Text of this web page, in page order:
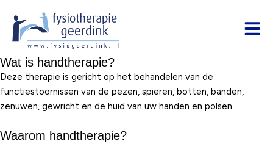
Wat is handtherapie?
Deze therapie is gericht op het behandelen van de
functiestoornissen van de pezen, spieren, botten, banden,
zenuwen, gewricht en de huid van uw handen en polsen.
Waarom handtherapie?